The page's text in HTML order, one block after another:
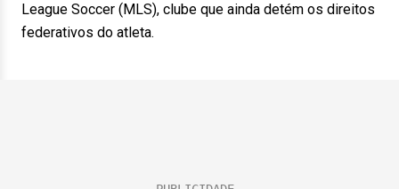
League Soccer (MLS), clube que ainda detém os direitos
federativos do atleta.